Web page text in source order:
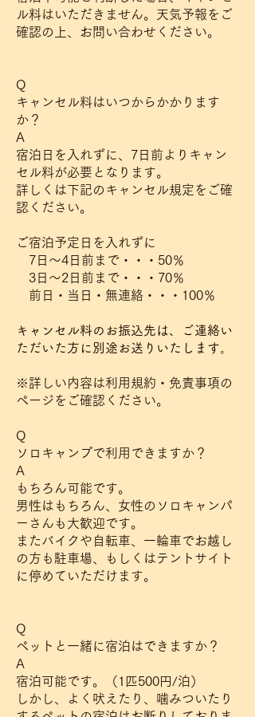
ル料はいただきません。天気予報をご
確認の上、お問い合わせください。
Q
キャンセル料はいつからかかります
か？
A
宿泊日を入れずに、7日前よりキャン
セル料が必要となります。
詳しくは下記のキャンセル規定をご確
認ください。
ご宿泊予定日を入れずに
7日～4日前まで・・・50％
3日～2日前まで・・・70％
前日・当日・無連絡・・・100％
キャンセル料のお振込先は、ご連絡い
ただいた方に別途お送りいたします。
※詳しい内容は利用規約・免責事項の
ページをご確認ください。
Q
ソロキャンプで利用できますか？
A
もちろん可能です。
男性はもちろん、女性のソロキャンパ
ーさんも大歓迎です。
またバイクや自転車、一輪車でお越し
の方も駐車場、もしくはテントサイト
に停めていただけます。
Q
ペットと一緒に宿泊はできますか？
A
宿泊可能です。（1匹500円/泊）
しかし、よく吠えたり、噛みついたり